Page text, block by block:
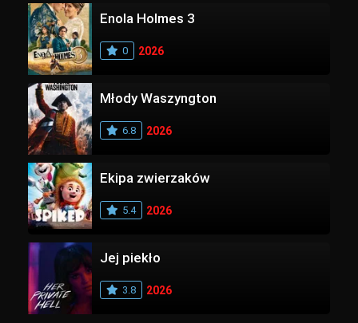
Enola Holmes 3
0 2026
Młody Waszyngton
6.8 2026
Ekipa zwierzaków
5.4 2026
Jej piekło
3.8 2026